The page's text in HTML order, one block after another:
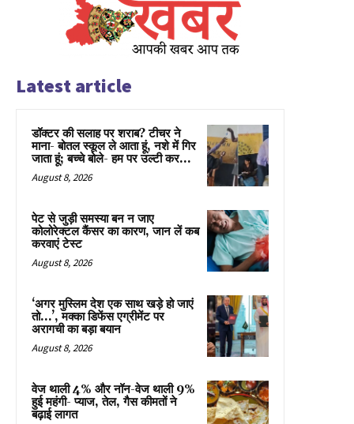
Latest article
डॉक्टर की सलाह पर शराब? टीचर ने
माना- बोतल स्कूल ले आता हूं, नशे में गिर
जाता हूं; बच्चे बोले- हम पर उल्टी कर...
August 8, 2026
पेट से जुड़ी समस्या बन न जाए
कोलोरेक्टल कैंसर का कारण, जान लें कब
करवाएं टेस्ट
August 8, 2026
‘अगर मुस्लिम देश एक साथ खड़े हो जाएं
तो…’, मक्का डिफेंस एग्रीमेंट पर
अरागची का बड़ा बयान
August 8, 2026
वेज थाली 4% और नॉन-वेज थाली 9%
हुई महंगी- प्याज, तेल, गैस कीमतों ने
बढ़ाई लागत